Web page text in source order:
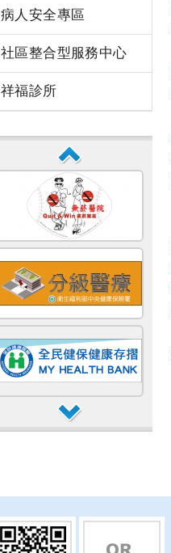
病人安全專區
社區整合型服務中心
祥福診所